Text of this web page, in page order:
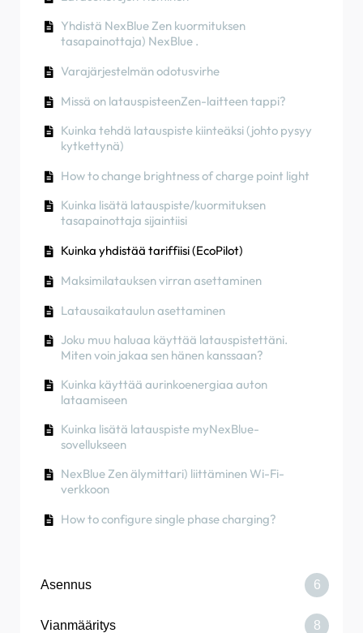
Vaiheiden kierros
RCD-testausmenettely
odottamattomia toimintahäiriöitä
Jäännösvirta-suojaus
Vaiheiden kierros
Kuinka käyttää aurinkoenergiaa auton
lataamiseen
Kuinka tarkistaa, onko tuotteessa ilmennyt
odottamattomia toimintahäiriöitä
NexBlue Zen älymittari) liittäminen Wi-Fi-
Integroi aurinkopaneelin liitin kuormituksen
tasapainottajaan
Tuotteen tehdasasetusten palauttaminen
Kohteiden luominen ja hallinta
Kuinka tarkistaa, onko tuotteessa ilmennyt
odottamattomia toimintahäiriöitä
Lataustila
Vaiheiden kierros
Omistusoikeuden siirtäminen loppuasiakkaalle
(kumppaniportaali)
Esikonfigurointi: Suorita asennuksen
konfigurointi etänä portaalissa.
Tarvitseeko jokainen uusi asentaja hankkia
käyttäjätunnuksen ja salasanan?
Kuinka vaihtaa pääsulake Partner Portalissa？
Laturin värit
Yhdistä NexBlue Zen kuormituksen
tasapainottaja) NexBlue .
Varajärjestelmän odotusvirhe
Missä on latauspisteenZen-laitteen tappi?
Kuinka tehdä latauspiste kiinteäksi (johto pysyy
kytkettynä)
How to change brightness of charge point light
Kuinka lisätä latauspiste/kuormituksen
tasapainottaja sijaintiisi
Kuinka yhdistää tariffiisi (EcoPilot)
Maksimilatauksen virran asettaminen
Latausaikataulun asettaminen
Joku muu haluaa käyttää latauspistettäni.
Miten voin jakaa sen hänen kanssaan?
Kuinka käyttää aurinkoenergiaa auton
lataamiseen
Kuinka lisätä latauspiste myNexBlue-
sovellukseen
NexBlue Zen älymittari) liittäminen Wi-Fi-
verkkoon
How to configure single phase charging?
Asennus 6
Vianmääritys 8